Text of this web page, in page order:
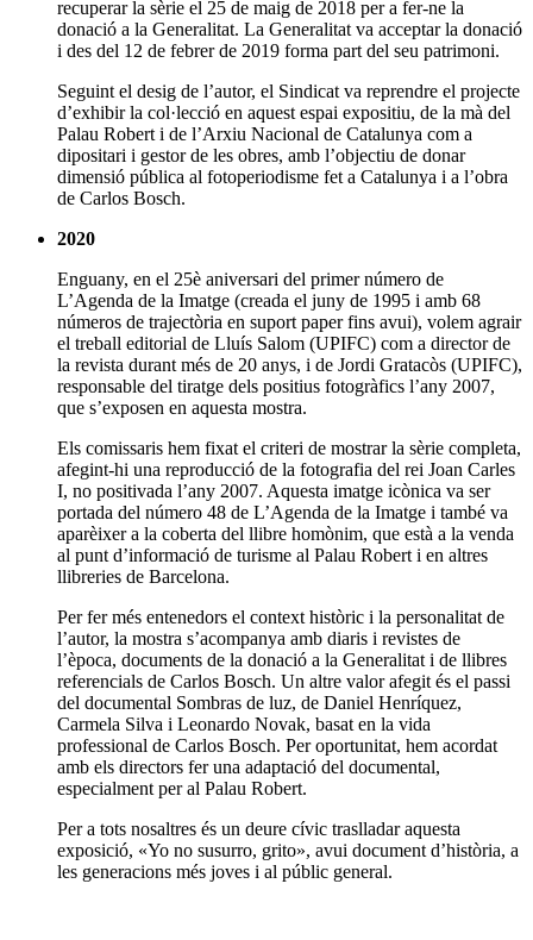
recuperar la sèrie el 25 de maig de 2018 per a fer-ne la
donació a la Generalitat. La Generalitat va acceptar la donació
i des del 12 de febrer de 2019 forma part del seu patrimoni.
Seguint el desig de l’autor, el Sindicat va reprendre el projecte
d’exhibir la col·lecció en aquest espai expositiu, de la mà del
Palau Robert i de l’Arxiu Nacional de Catalunya com a
dipositari i gestor de les obres, amb l’objectiu de donar
dimensió pública al fotoperiodisme fet a Catalunya i a l’obra
de Carlos Bosch.
2020
Enguany, en el 25è aniversari del primer número de
L’Agenda de la Imatge (creada el juny de 1995 i amb 68
números de trajectòria en suport paper fins avui), volem agrair
el treball editorial de Lluís Salom (UPIFC) com a director de
la revista durant més de 20 anys, i de Jordi Gratacòs (UPIFC),
responsable del tiratge dels positius fotogràfics l’any 2007,
que s’exposen en aquesta mostra.
Els comissaris hem fixat el criteri de mostrar la sèrie completa,
afegint-hi una reproducció de la fotografia del rei Joan Carles
I, no positivada l’any 2007. Aquesta imatge icònica va ser
portada del número 48 de L’Agenda de la Imatge i també va
aparèixer a la coberta del llibre homònim, que està a la venda
al punt d’informació de turisme al Palau Robert i en altres
llibreries de Barcelona.
Per fer més entenedors el context històric i la personalitat de
l’autor, la mostra s’acompanya amb diaris i revistes de
l’època, documents de la donació a la Generalitat i de llibres
referencials de Carlos Bosch. Un altre valor afegit és el passi
del documental Sombras de luz, de Daniel Henríquez,
Carmela Silva i Leonardo Novak, basat en la vida
professional de Carlos Bosch. Per oportunitat, hem acordat
amb els directors fer una adaptació del documental,
especialment per al Palau Robert.
Per a tots nosaltres és un deure cívic traslladar aquesta
exposició, «Yo no susurro, grito», avui document d’història, a
les generacions més joves i al públic general.